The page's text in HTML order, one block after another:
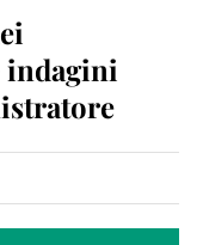
indagini